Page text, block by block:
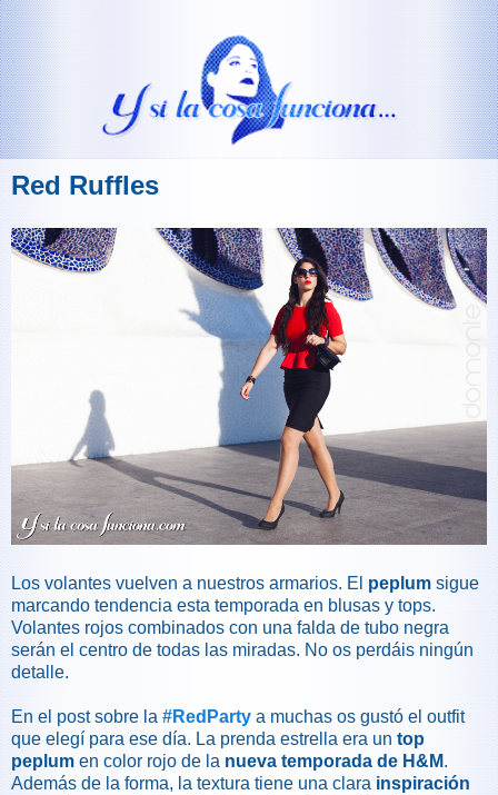
Red Ruffles
Los volantes vuelven a nuestros armarios. El peplum sigue
marcando tendencia esta temporada en blusas y tops.
Volantes rojos combinados con una falda de tubo negra
serán el centro de todas las miradas. No os perdáis ningún
detalle.
En el post sobre la #RedParty a muchas os gustó el outfit
que elegí para ese día. La prenda estrella era un top
peplum en color rojo de la nueva temporada de H&M.
Además de la forma, la textura tiene una clara inspiración